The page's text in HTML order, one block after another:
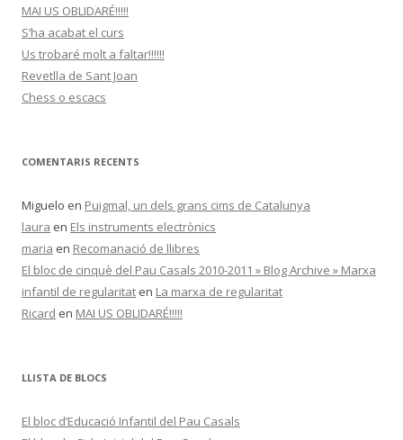
MAI US OBLIDARÉ!!!!!
S’ha acabat el curs
Us trobaré molt a faltar!!!!!!
Revetlla de Sant Joan
Chess o escacs
COMENTARIS RECENTS
Miguelo en Puigmal, un dels grans cims de Catalunya
laura en Els instruments electrònics
maria en Recomanació de llibres
El bloc de cinquè del Pau Casals 2010-2011 » Blog Archive » Marxa
infantil de regularitat en La marxa de regularitat
Ricard en MAI US OBLIDARÉ!!!!!
LLISTA DE BLOCS
El bloc d’Educació Infantil del Pau Casals